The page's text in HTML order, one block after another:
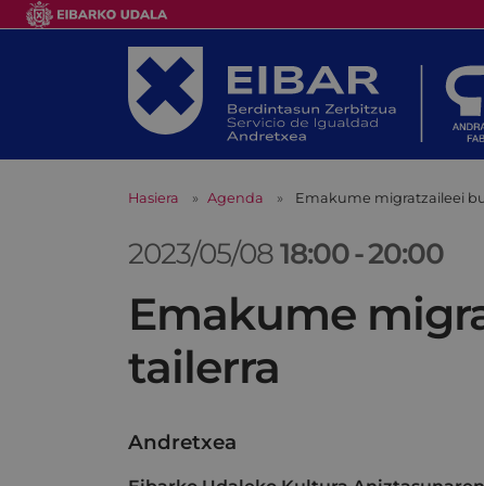
Hasiera Agenda Emakume migratzaileei
2023/05/0818:00-20:00
Emakume
tailerra
Andretxea